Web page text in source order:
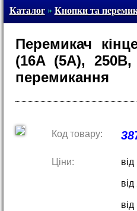
Каталог» Кнопки та
Перемикач
(16А (5A),
перемикання
Код товару:
Ціни: